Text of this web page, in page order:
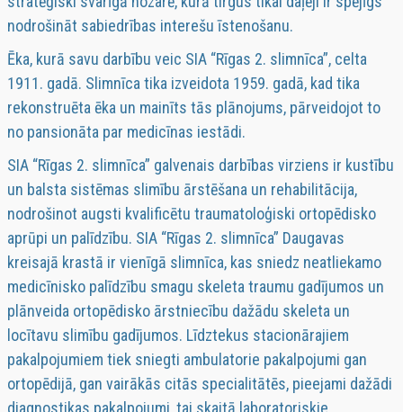
nodrošināt sabiedrības interešu īstenošanu.
Ēka, kurā savu darbību veic SIA “Rīgas 2. slimnīca”, celta
1911. gadā. Slimnīca tika izveidota 1959. gadā, kad tika
rekonstruēta ēka un mainīts tās plānojums, pārveidojot to
no pansionāta par medicīnas iestādi.
SIA “Rīgas 2. slimnīca” galvenais darbības virziens ir kustību
un balsta sistēmas slimību ārstēšana un rehabilitācija,
nodrošinot augsti kvalificētu traumatoloģiski ortopēdisko
aprūpi un palīdzību. SIA “Rīgas 2. slimnīca” Daugavas
kreisajā krastā ir vienīgā slimnīca, kas sniedz neatliekamo
medicīnisko palīdzību smagu skeleta traumu gadījumos un
plānveida ortopēdisko ārstniecību dažādu skeleta un
locītavu slimību gadījumos. Līdztekus stacionārajiem
pakalpojumiem tiek sniegti ambulatorie pakalpojumi gan
ortopēdijā, gan vairākās citās specialitātēs, pieejami dažādi
diagnostikas pakalpojumi, tai skaitā laboratoriskie